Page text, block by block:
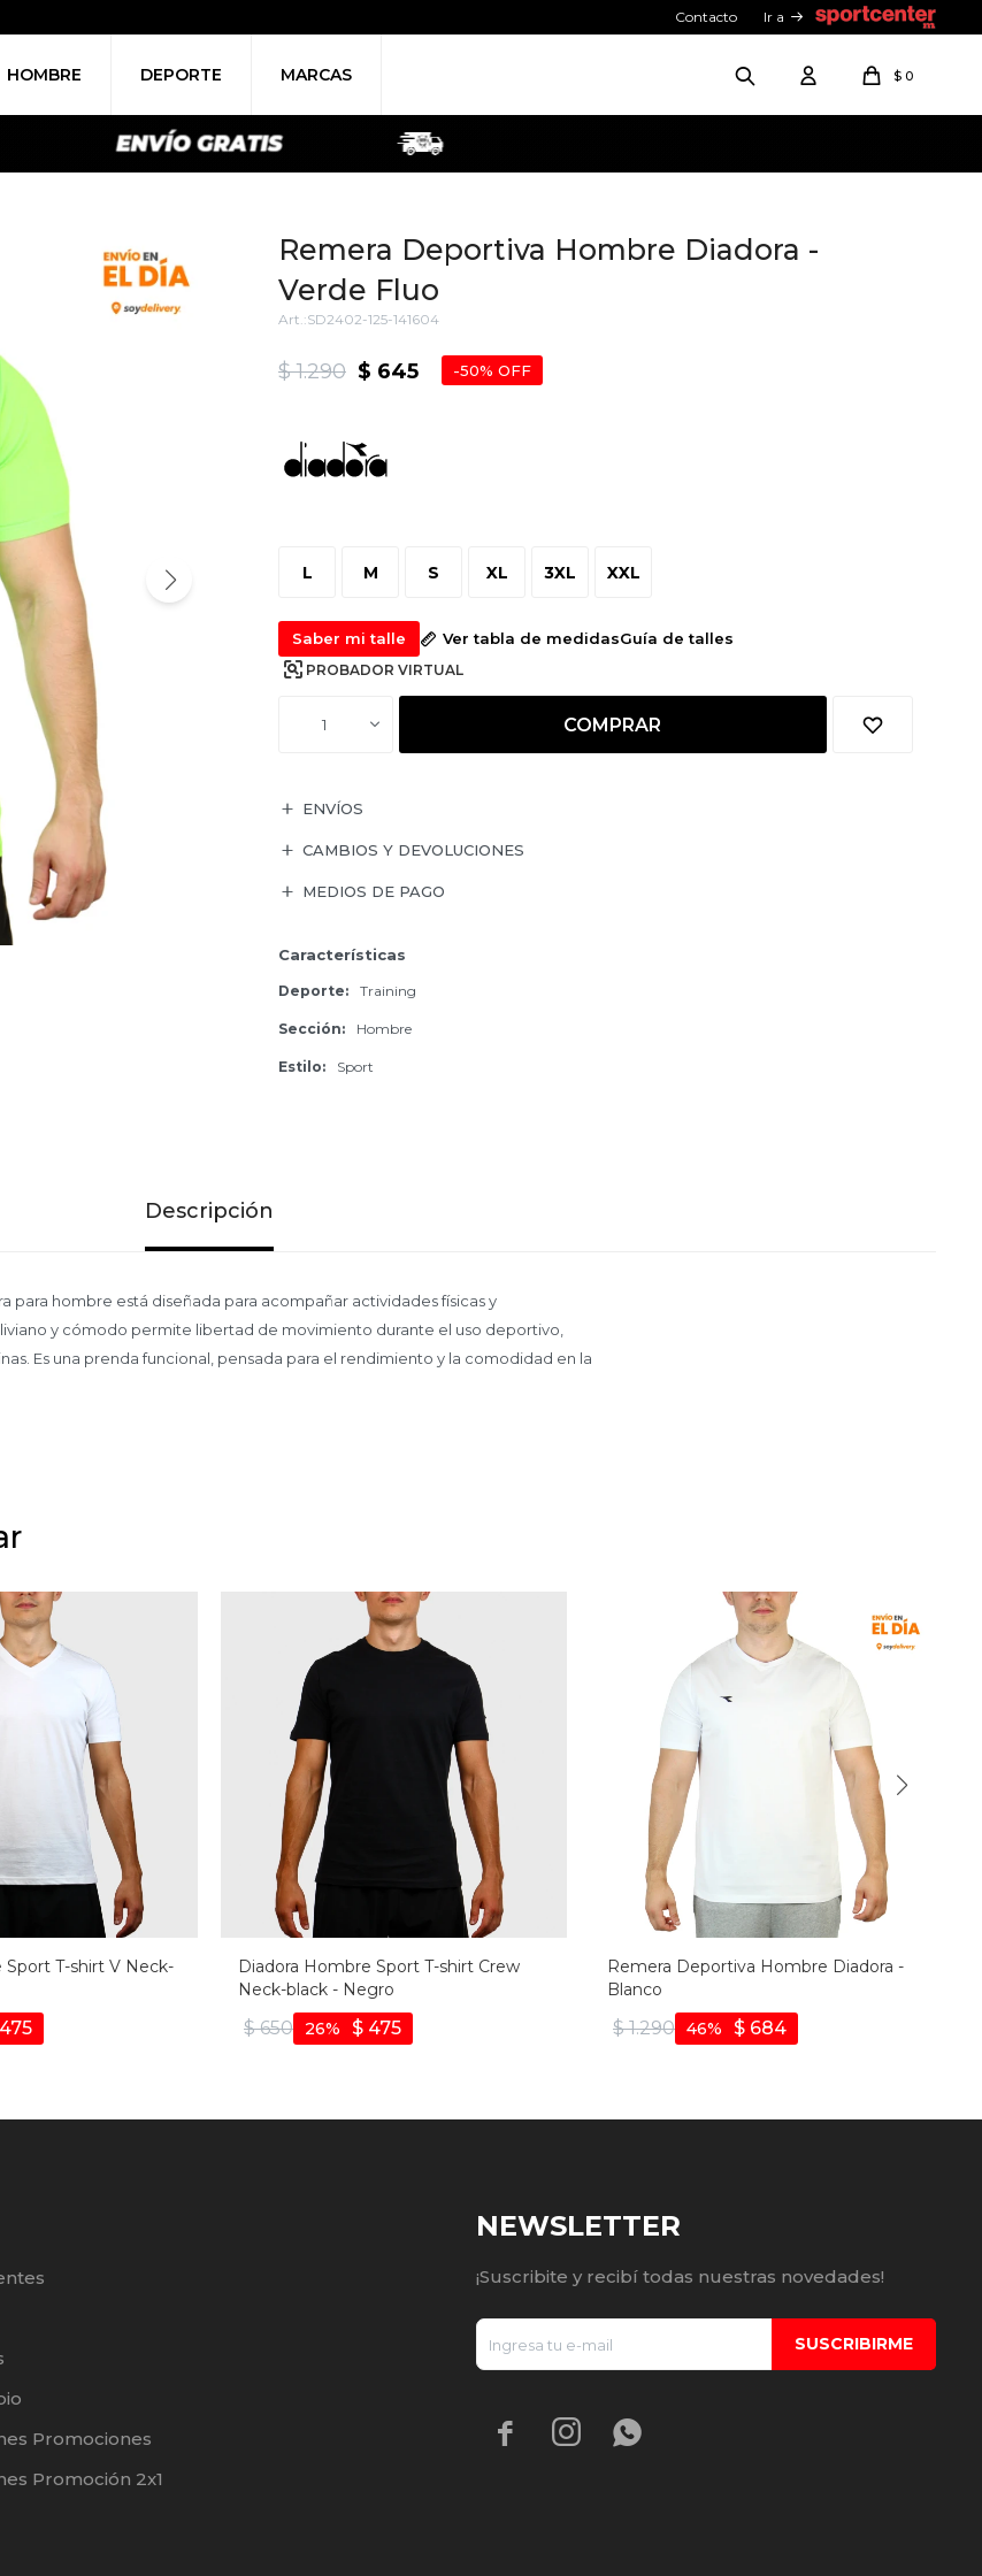
HOMBRE DEPORTE MARCAS $ 0
Contacto Ir a
Remera Deportiva Hombre Diadora -
Verde Fluo
SD2402-125-141604
$ 645
$ 1.290 50
L M S XL 3XL XXL
Saber mi talle Ver tabla de medidasGuía de talles
PROBADOR VIRTUAL
1 COMPRAR
ENVÍOS
CAMBIOS Y DEVOLUCIONES
MEDIOS DE PAGO
Características
Deporte Training
Sección Hombre
Estilo Sport
Descripción
para hombre está diseñada para acompañar actividades físicas y
y cómodo permite libertad de movimiento durante el uso deportivo,
Es una prenda funcional, pensada para el rendimiento y la comodidad en la
Sport T-shirt V Neck-
475
Diadora Hombre Sport T-shirt Crew
Neck-black - Negro
$ 650 $ 475
26
Remera Deportiva Hombre Diadora -
Blanco
$ 1.290 $ 684
46
Promociones
Promoción 2x1
NEWSLETTER
¡Suscribite y recibí todas nuestras novedades!
SUSCRIBIRME
  